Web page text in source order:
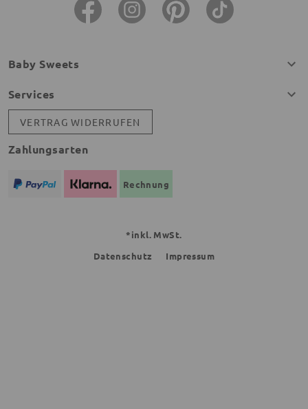
Baby Sweets
Services
VERTRAG WIDERRUFEN
Zahlungsarten
Rechnung
*inkl. MwSt.
Datenschutz
Impressum